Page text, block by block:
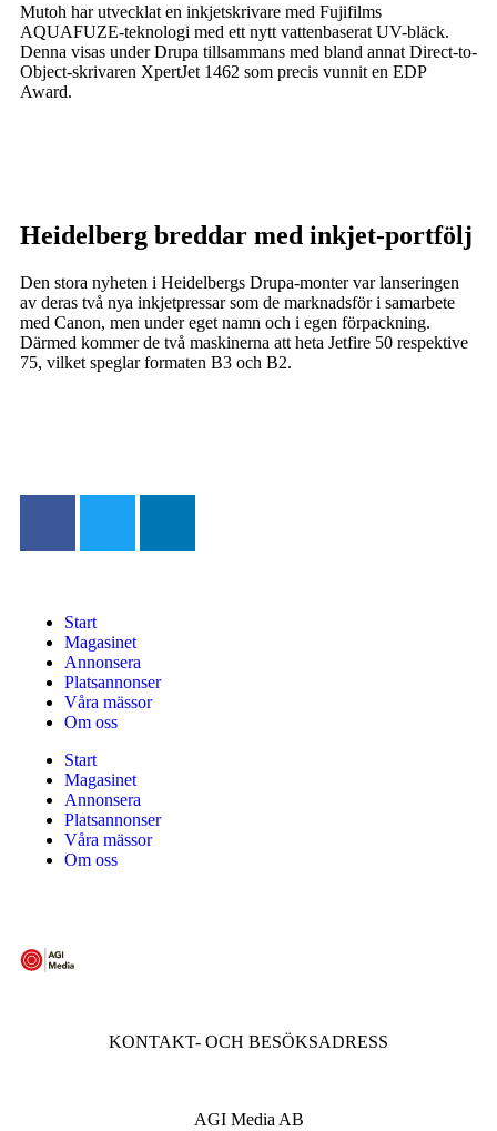
Mutoh har utvecklat en inkjetskrivare med Fujifilms
AQUAFUZE-teknologi med ett nytt vattenbaserat UV-bläck.
Denna visas under Drupa tillsammans med bland annat Direct-to-
Object-skrivaren XpertJet 1462 som precis vunnit en EDP
Award.
Heidelberg breddar med inkjet-portfölj
Den stora nyheten i Heidelbergs Drupa-monter var lanseringen
av deras två nya inkjetpressar som de marknadsför i samarbete
med Canon, men under eget namn och i egen förpackning.
Därmed kommer de två maskinerna att heta Jetfire 50 respektive
75, vilket speglar formaten B3 och B2.
Start
Magasinet
Annonsera
Platsannonser
Våra mässor
Om oss
Start
Magasinet
Annonsera
Platsannonser
Våra mässor
Om oss
KONTAKT- OCH BESÖKSADRESS
AGI Media AB